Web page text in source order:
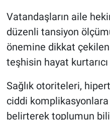
Vatandaşların aile
düzenli tansiyon
önemine dikkat
teşhisin hayat
Sağlık otoriteleri,
ciddi
belirterek toplumun